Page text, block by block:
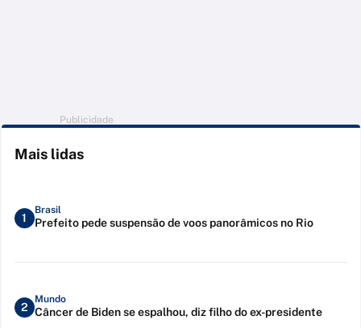
Publicidade
Mais lidas
1
Brasil
Prefeito pede suspensão de voos panorâmicos no Rio
2
Mundo
Câncer de Biden se espalhou, diz filho do ex-presidente